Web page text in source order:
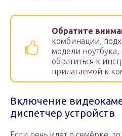
Обратите
комбинации,
модели ноутбука,
обратиться к
прилагаемой к
Включение
диспетчер устройств